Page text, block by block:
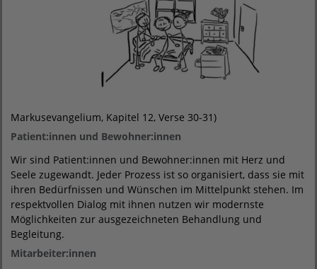
Markusevangelium, Kapitel 12, Verse 30-31)
Patient:innen und Bewohner:innen
Wir sind Patient:innen und Bewohner:innen mit Herz und
Seele zugewandt. Jeder Prozess ist so organisiert, dass sie mit
ihren Bedürfnissen und Wünschen im Mittelpunkt stehen. Im
respektvollen Dialog mit ihnen nutzen wir modernste
Möglichkeiten zur ausgezeichneten Behandlung und
Begleitung.
Mitarbeiter:innen